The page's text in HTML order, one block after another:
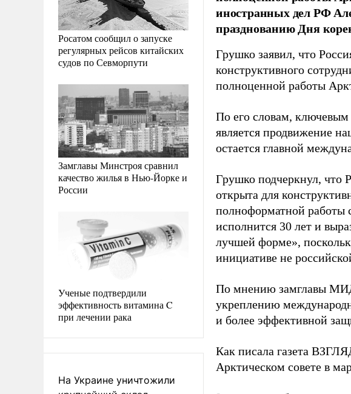
Росатом сообщил о запуске
регулярных рейсов китайских
судов по Севморпути
Замглавы Минстроя сравнил
качество жилья в Нью-Йорке и
России
Ученые подтвердили
эффективность витамина C
при лечении рака
На Украине уничтожили
иностранных дел РФ
празднованию Дня
Грушко заявил, что
конструктивного
полноценной работы
По его словам,
является продвижение
остается главной
Грушко подчеркнул, что
открыта для
полноформатной работы
исполнится 30 лет и
лучшей форме»,
инициативе не
По мнению замглавы МИД,
укреплению
и более эффективной
Как писала газета
Арктическом совете в